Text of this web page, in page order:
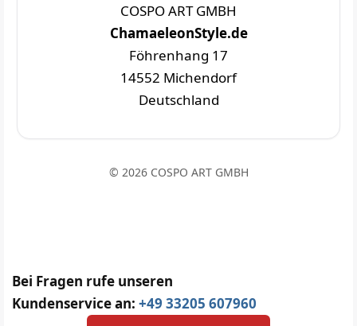
COSPO ART GMBH
ChamaeleonStyle.de
Föhrenhang 17
14552 Michendorf
Deutschland
© 2026 COSPO ART GMBH
Bei Fragen rufe unseren
Kundenservice an: +49 33205 607960